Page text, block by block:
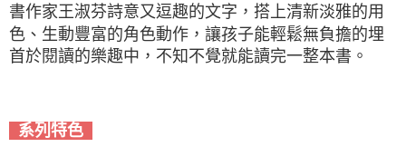
書作家王淑芬詩意又逗趣的文字，搭上清新淡雅的用
色、生動豐富的角色動作，讓孩子能輕鬆無負擔的埋
首於閱讀的樂趣中，不知不覺就能讀完一整本書。
系列特色